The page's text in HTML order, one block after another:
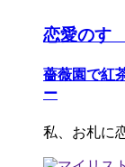
恋愛のす
薔薇園で紅
ー
私、お札に